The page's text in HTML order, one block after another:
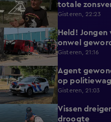
totale
Gisteren, 22:23
0:30
Held! Jongen
onwel
Gisteren, 21:16
0:32
Agent
op
Gisteren, 21:03
1:20
Vissen
droogte